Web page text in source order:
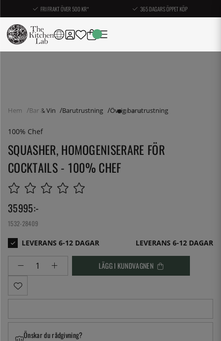
FRI FRAKT ÖVER 500 KR* 365 DAGARS ÖPPET KÖP
Hem Bar & Vin Barutrustning Övrig barutrustning
100% Chef
SQUASHER, HOMOGENISERARE FÖR
COCKTAILS - 100% CHEF
35995:-
1532-28409
LEVERANS 6-12 DAGAR
LÄGG I KUNDVAGNEN
Önskar du rådgivning?